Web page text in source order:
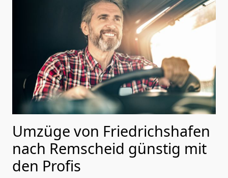
Umzüge von Friedrichshafen
nach Remscheid günstig mit
den Profis